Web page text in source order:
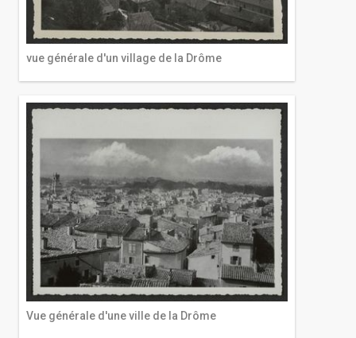
vue générale d'un village de la Drôme
Vue générale d'une ville de la Drôme